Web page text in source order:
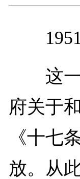
1951
这一
府关于
《十七
放。从